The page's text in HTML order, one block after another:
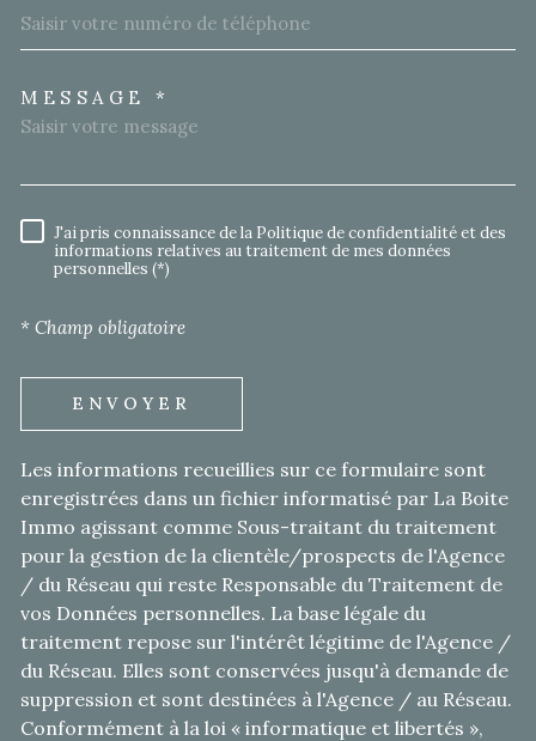
MESSAGE *
RÈGLEMENTATION
J'ai pris connaissance de la Politique de confidentialité et des
informations relatives au traitement de mes données
personnelles (*)
* Champ obligatoire
ENVOYER
Les informations recueillies sur ce formulaire sont
enregistrées dans un fichier informatisé par La Boite
Immo agissant comme Sous-traitant du traitement
pour la gestion de la clientèle/prospects de l'Agence
/ du Réseau qui reste Responsable du Traitement de
vos Données personnelles. La base légale du
traitement repose sur l'intérêt légitime de l'Agence /
du Réseau. Elles sont conservées jusqu'à demande de
suppression et sont destinées à l'Agence / au Réseau.
Conformément à la loi « informatique et libertés »,